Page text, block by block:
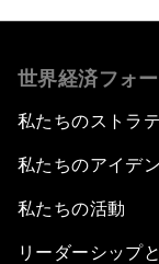
世界経済フォ
私たちのストラ
私たちのアイデ
私たちの活動
リーダーシップ